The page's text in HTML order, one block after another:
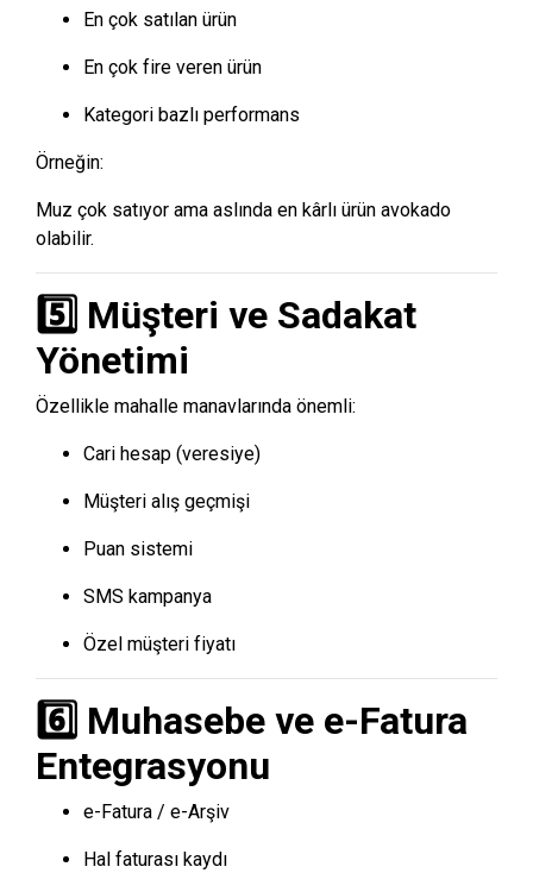
En çok satılan ürün
En çok fire veren ürün
Kategori bazlı performans
Örneğin:
Muz çok satıyor ama aslında en kârlı ürün avokado
olabilir.
5️⃣ Müşteri ve Sadakat
Yönetimi
Özellikle mahalle manavlarında önemli:
Cari hesap (veresiye)
Müşteri alış geçmişi
Puan sistemi
SMS kampanya
Özel müşteri fiyatı
6️⃣ Muhasebe ve e-Fatura
Entegrasyonu
e-Fatura / e-Arşiv
Hal faturası kaydı